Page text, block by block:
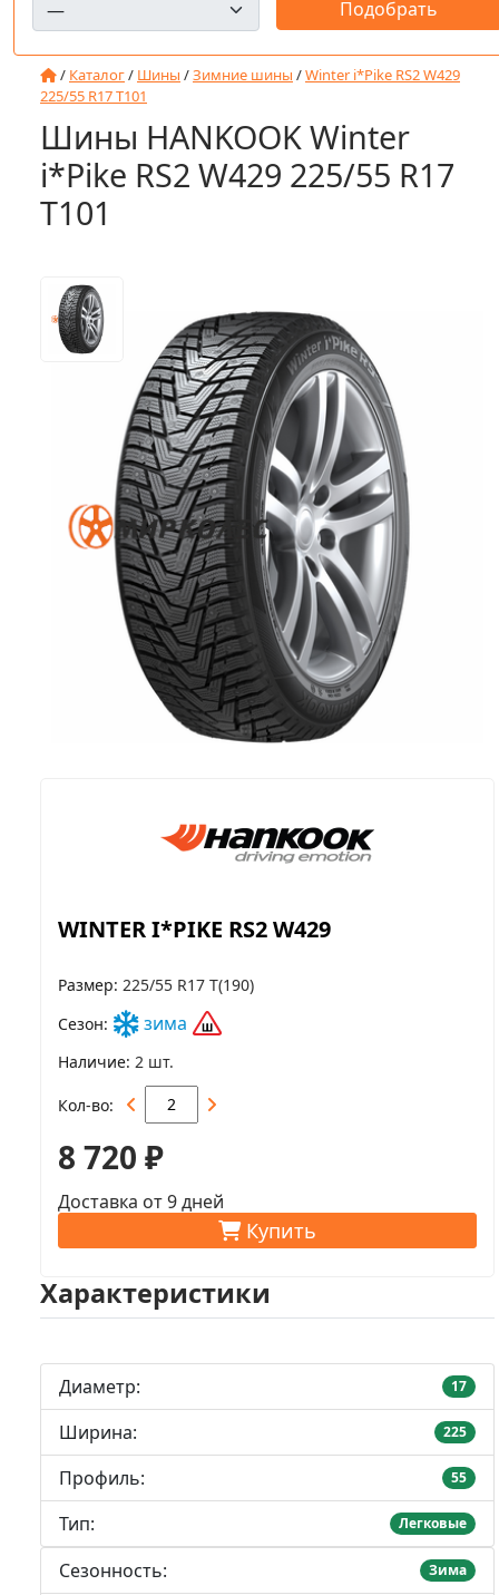
/ Каталог/ Шины /Зимние шины /Winter i*Pike RS2 W429
225/55 R17 T101
Шины HANKOOK Winter
i*Pike RS2 W429 225/55 R17
T101
WINTER I*PIKE RS2 W429
Размер 225/55 R17 T(190)
Сезон
зима
Наличие 2 шт.
Кол-во
8 720 ₽
Доставка от 9 дней
Купить
Характеристики
Диаметр: 17
Ширина: 225
Профиль: 55
Тип: Легковые
Сезонность: Зима